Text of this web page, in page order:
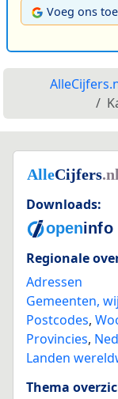
Voeg ons
Downloads:
Regionale
Adressen
Gemeenten,
Postcodes,
Provincies,
Landen
Thema